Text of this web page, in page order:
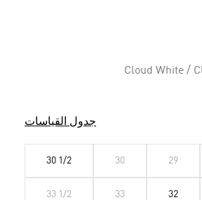
Cloud White /
جدول القياسات
29
30
30 1/2
32
33
33 1/2